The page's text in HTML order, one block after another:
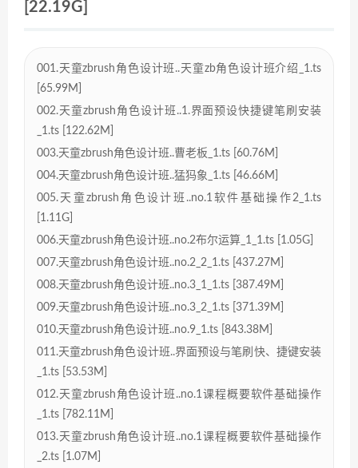
[22.19G]
001.天童zbrush角色设计班..天童zb角色设计班介绍_1.ts
[65.99M]
002.天童zbrush角色设计班..1.界面预设快捷键笔刷安装
_1.ts [122.62M]
003.天童zbrush角色设计班..曹老板_1.ts [60.76M]
004.天童zbrush角色设计班..猛犸象_1.ts [46.66M]
005.天童zbrush角色设计班..no.1软件基础操作2_1.ts
[1.11G]
006.天童zbrush角色设计班..no.2布尔运算_1_1.ts [1.05G]
007.天童zbrush角色设计班..no.2_2_1.ts [437.27M]
008.天童zbrush角色设计班..no.3_1_1.ts [387.49M]
009.天童zbrush角色设计班..no.3_2_1.ts [371.39M]
010.天童zbrush角色设计班..no.9_1.ts [843.38M]
011.天童zbrush角色设计班..界面预设与笔刷快、捷键安装
_1.ts [53.53M]
012.天童zbrush角色设计班..no.1课程概要软件基础操作
_1.ts [782.11M]
013.天童zbrush角色设计班..no.1课程概要软件基础操作
_2.ts [1.07M]